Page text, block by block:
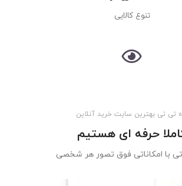
تنوع کالایی
بازدید یکتای ماهانه
تی تی بهترین سایت خرید آنلاین
حرفه ای هستیم
با امکاناتی فوق تصور هر شخصی